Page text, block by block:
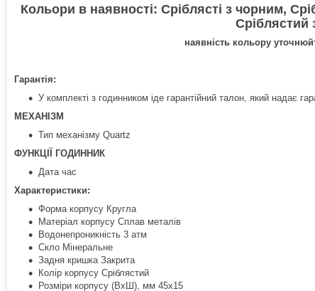
Кольори в наявності: Сріблясті з чорним,
Сріблястий
наявність кольору
Гарантія:
У комплекті з годинником іде гарантійний талон, який надає
МЕХАНІЗМ
Тип механізму Quartz
ФУНКЦІЇ ГОДИННИК
Дата час
Характеристики:
Форма корпусу Кругла
Матеріал корпусу Сплав металів
Водонепроникність 3 атм
Скло Мінеральне
Задня кришка Закрита
Колір корпусу Сріблястий
Розміри корпусу (ВхШ), мм 45х15